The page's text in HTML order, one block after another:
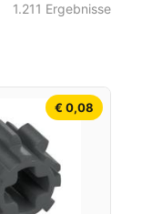
1.211 Ergebnisse
€ 0,08